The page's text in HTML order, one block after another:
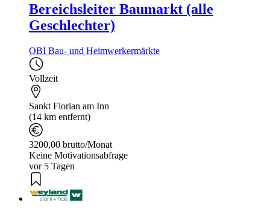
Bereichsleiter Baumarkt (alle
Geschlechter)
OBI Bau- und Heimwerkermärkte
Vollzeit
Sankt Florian am Inn
(14 km entfernt)
3200,00 brutto/Monat
Keine Motivationsabfrage
vor 5 Tagen